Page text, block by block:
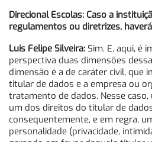
Direcional Escolas: Caso a
regulamentos ou diretrizes,
Luis Felipe Silveira: Sim. E, aqui, é
perspectiva duas dimensões dessa
dimensão é a de caráter civil, que
titular de dados e a empresa ou
tratamento de dados. Nesse
um dos direitos do titular de
consequentemente, e em regra,
personalidade (privacidade,